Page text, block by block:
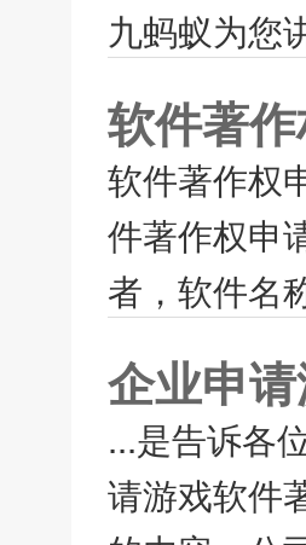
九蚂蚁为您
软件著
软件著作权
件著作权申
者，软件名
企业申
...是告诉各
请游戏软件